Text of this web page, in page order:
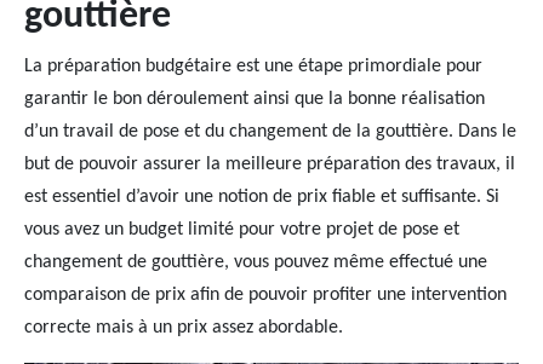
gouttière
La préparation budgétaire est une étape primordiale pour
garantir le bon déroulement ainsi que la bonne réalisation
d’un travail de pose et du changement de la gouttière. Dans le
but de pouvoir assurer la meilleure préparation des travaux, il
est essentiel d’avoir une notion de prix fiable et suffisante. Si
vous avez un budget limité pour votre projet de pose et
changement de gouttière, vous pouvez même effectué une
comparaison de prix afin de pouvoir profiter une intervention
correcte mais à un prix assez abordable.